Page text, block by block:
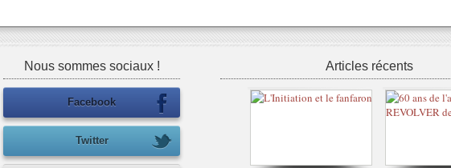
Nous sommes sociaux !
Facebook
Twitter
Articles récents